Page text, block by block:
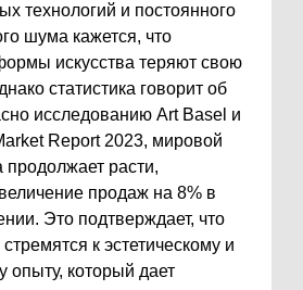
технологий и постоянного
шума кажется, что
искусства теряют свою
статистика говорит об
исследованию Art Basel и
Report 2023, мировой
продолжает расти,
продаж на 8% в
Это подтверждает, что
к эстетическому и
опыту, который дает